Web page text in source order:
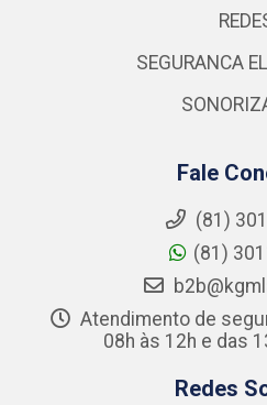
SEGURANCA
Fale
(81)
(81)
Atendimento de
08h às 12h e das
Redes